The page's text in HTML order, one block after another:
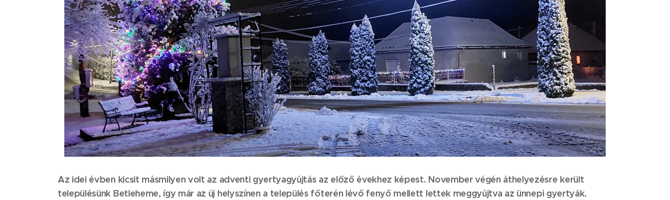
Az idei évben kicsit másmilyen volt az adventi gyertyagyújtás az előző évekhez képest. November végén áthelyezésre került
településünk Betleheme, így már az új helyszínen a település főterén lévő fenyő mellett lettek meggyújtva az ünnepi gyertyák.